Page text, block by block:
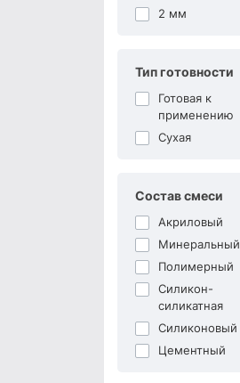
2 мм
Тип готовности
Готовая к
применению
Сухая
Состав смеси
Акриловый
Минеральный
Полимерный
Силикон-
силикатная
Силиконовый
Цементный